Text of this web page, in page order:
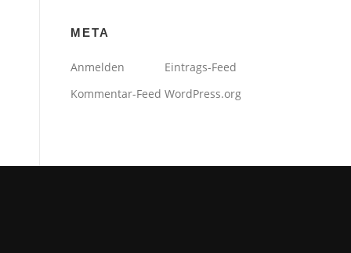
META
Anmelden
Eintrags-Feed
Kommentar-Feed WordPress.org